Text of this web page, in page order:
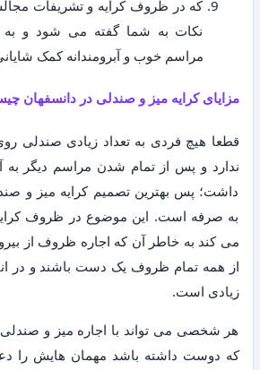
که در ظروف کرایه و تشریفات
نکات به شما گفته می شود و به
مراسم خوب و آبرومندانه کمک
مزایای کرایه میز و صندلی در دانسفهان
قطعا هیچ فردی به تعداد زیادی صندلی
ندارد و پس از تمام شدن مراسم دیگر به
داشت؛ پس بهترین تصمیم کرایه میز و
به صرفه است. این موضوع در ظروف
می کند به خاطر آن که اجاره ظروف از
از همه تمام ظروف یک دست باشند و در
زیادی است.
هر شخصی می تواند با اجاره میز و
که دوست داشته باشد مهمان هایش را